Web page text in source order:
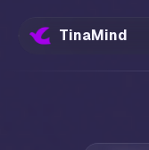
TinaMind